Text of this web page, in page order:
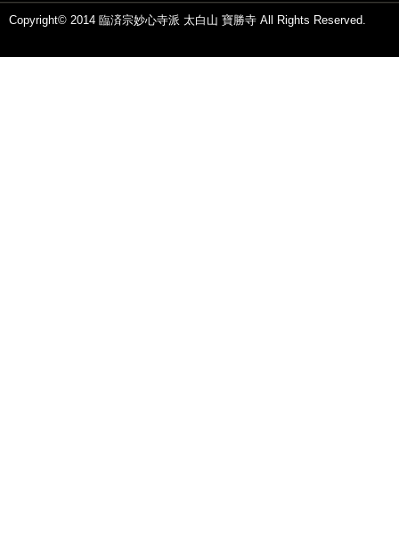
Copyright© 2014 臨済宗妙心寺派 太白山 寶勝寺 All Rights Reserved.